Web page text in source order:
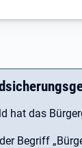
hat das
Begriff